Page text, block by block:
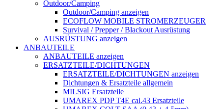
Outdoor/Camping
Outdoor/Camping anzeigen
ECOFLOW MOBILE STROMERZEUGER
Survival / Prepper / Blackout Ausrüstung
AUSRÜSTUNG anzeigen
ANBAUTEILE
ANBAUTEILE anzeigen
ERSATZTEILE/DICHTUNGEN
ERSATZTEILE/DICHTUNGEN anzeigen
Dichtungen & Ersatzteile allgemein
MILSIG Ersatzteile
UMAREX PDP T4E cal.43 Ersatzteile